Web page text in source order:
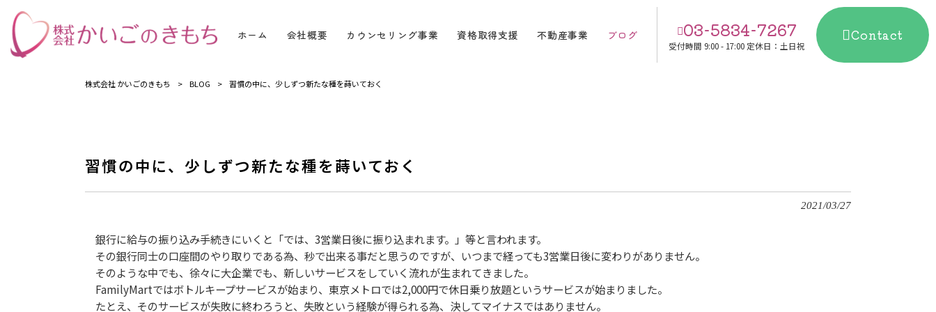
ホーム 会社概要 カウンセリング事業 資格取得支援 不動産事業 ブログ 03-5834-7267
受付時間 9:00 - 17:00 定休日：土日祝
Contact
株式会社 かいごのきもち > BLOG > 習慣の中に、少しずつ新たな種を蒔いておく
習慣の中に、少しずつ新たな種を蒔いておく
2021/03/27
銀行に給与の振り込み手続きにいくと「では、3営業日後に振り込まれます。」等と言われます。
その銀行同士の口座間のやり取りである為、秒で出来る事だと思うのですが、いつまで経っても3営業日後に変わりがありません。
そのような中でも、徐々に大企業でも、新しいサービスをしていく流れが生まれてきました。
FamilyMartではボトルキープサービスが始まり、東京メトロでは2,000円で休日乗り放題というサービスが始まりました。
たとえ、そのサービスが失敗に終わろうと、失敗という経験が得られる為、決してマイナスではありません。